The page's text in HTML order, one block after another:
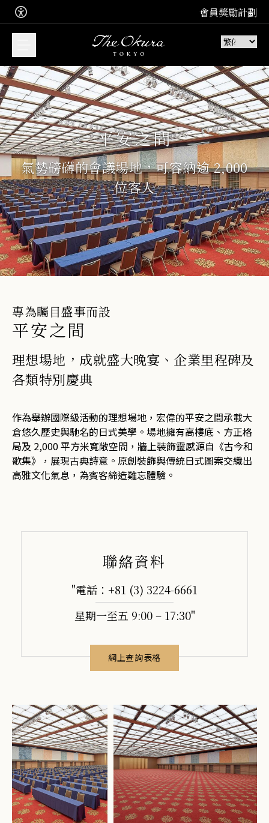
會員獎勵計劃
您想預訂甚麼？
立即預訂，享受我們套房的難忘住
宿體驗
住宿
品味極致法式、日本和中式佳餚。
訂座
餐廳
加入 Leading Hotel 的免費會員計
劃
加入
平安之間
氣勢磅礴的會議場地，可容納逾 2,000
位客人
專為矚目盛事而設
平安之間
理想場地，成就盛大晚宴、企業里程碑及
各類特別慶典
作為舉辦國際級活動的理想場地，宏偉的平安之間承載大
倉悠久歷史與馳名的日式美學。場地擁有高樓底、方正格
局及 2,000 平方米寬敞空間，牆上裝飾靈感源自《古今和
歌集》，展現古典詩意。原創裝飾與傳統日式圖案交織出
高雅文化氣息，為賓客締造難忘體驗。
聯絡資料
"電話：+81 (3) 3224-6661
星期一至五 9:00 – 17:30"
網上查詢表格